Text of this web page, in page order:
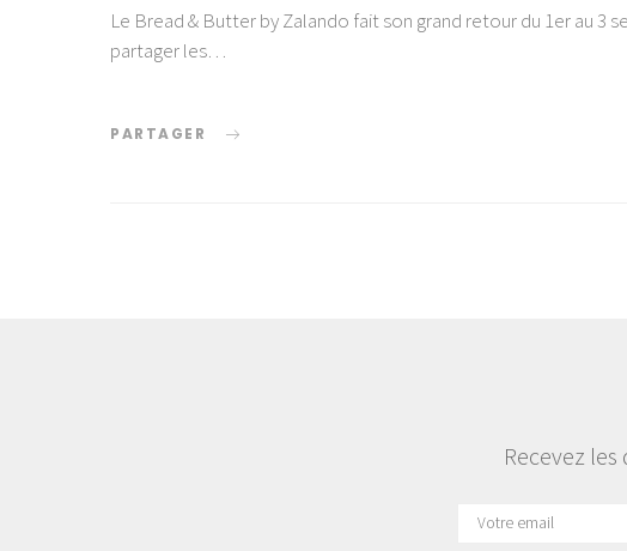
Le Bread & Butter by Zalando fait son grand retour du 1er au 3
partager les…
PARTAGER
Recevez